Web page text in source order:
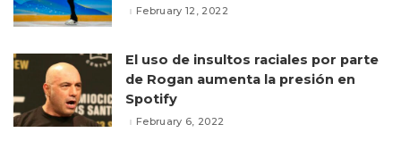
February 12, 2022
El uso de insultos raciales por parte
de Rogan aumenta la presión en
Spotify
February 6, 2022